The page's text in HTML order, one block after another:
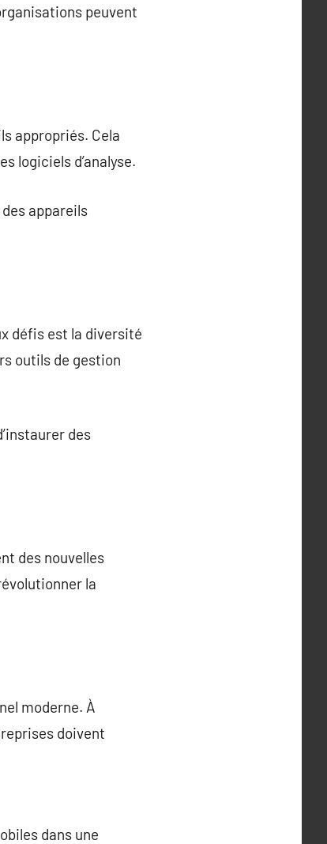
peuvent
appropriés. Cela
logiciels d’analyse.
appareils
défis est la diversité
outils de gestion
des
des nouvelles
la
moderne. À
doivent
dans une